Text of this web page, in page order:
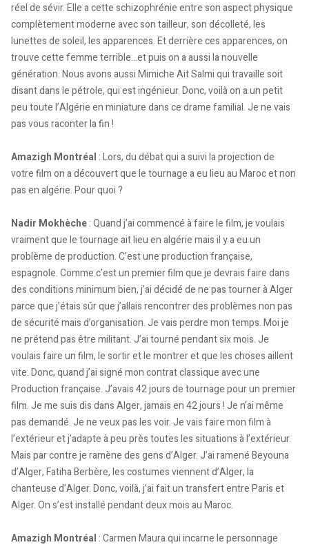
réel de sévir. Elle a cette schizophrénie entre son aspect physique
complètement moderne avec son tailleur, son décolleté, les
lunettes de soleil, les apparences. Et derrière ces apparences, on
trouve cette femme terrible…et puis on a aussi la nouvelle
génération. Nous avons aussi Mimiche Ait Salmi qui travaille soit
disant dans le pétrole, qui est ingénieur. Donc, voilà on a un petit
peu toute l’Algérie en miniature dans ce drame familial. Je ne vais
pas vous raconter la fin !
Amazigh Montréal : Lors, du débat qui a suivi la projection de
votre film on a découvert que le tournage a eu lieu au Maroc et non
pas en algérie. Pour quoi ?
Nadir Mokhèche: Quand j’ai commencé à faire le film, je voulais
vraiment que le tournage ait lieu en algérie mais il y a eu un
problème de production. C’est une production française,
espagnole. Comme c’est un premier film que je devrais faire dans
des conditions minimum bien, j’ai décidé de ne pas tourner à Alger
parce que j’étais sûr que j’allais rencontrer des problèmes non pas
de sécurité mais d’organisation. Je vais perdre mon temps. Moi je
ne prétend pas être militant. J’ai tourné pendant six mois. Je
voulais faire un film, le sortir et le montrer et que les choses aillent
vite. Donc, quand j’ai signé mon contrat classique avec une
Production française. J’avais 42 jours de tournage pour un premier
film. Je me suis dis dans Alger, jamais en 42 jours ! Je n’ai même
pas demandé. Je ne veux pas les voir. Je vais faire mon film à
l’extérieur et j’adapte à peu près toutes les situations à l’extérieur.
Mais par contre je ramène des gens d’Alger. J’ai ramené Beyouna
d’Alger, Fatiha Berbère, les costumes viennent d’Alger, la
chanteuse d’Alger. Donc, voilà, j’ai fait un transfert entre Paris et
Alger. On s’est installé pendant deux mois au Maroc.
Amazigh Montréal : Carmen Maura qui incarne le personnage